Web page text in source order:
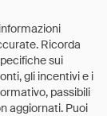
Ricorda
sui
gli incentivi e i
passibili
aggiornati. Puoi